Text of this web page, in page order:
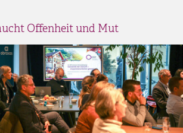
Offenheit und Mut